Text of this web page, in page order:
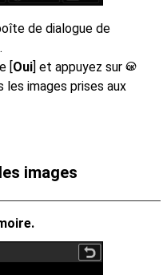
de dialogue de
[Oui] et appuyez sur J
images prises aux
images